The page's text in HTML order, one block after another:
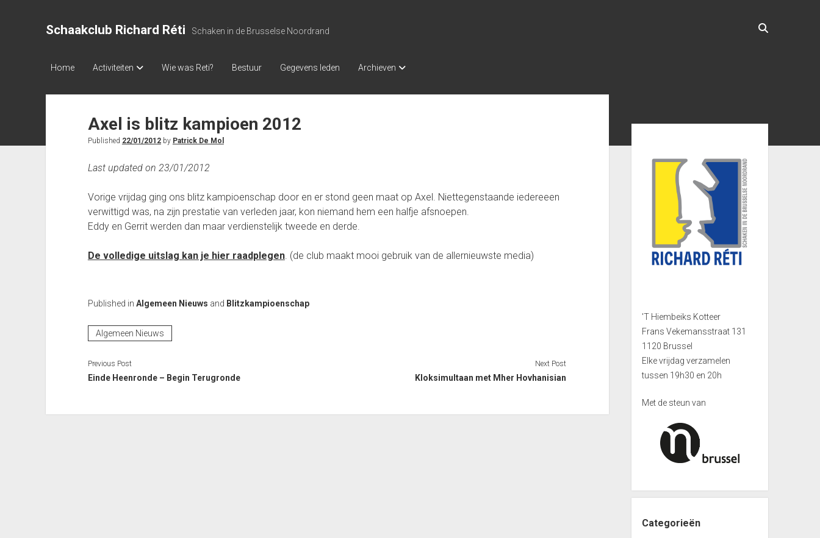
Schaakclub Richard Réti Schaken in de Brusselse Noordrand
Home Activiteiten Wie was Reti? Bestuur Gegevens leden Archieven
Axel is blitz kampioen 2012
Published 22/01/2012by Patrick De Mol
Last updated on 23/01/2012
Vorige vrijdag ging ons blitz kampioenschap door en er stond geen maat op Axel. Niettegenstaande iedereeen
verwittigd was, na zijn prestatie van verleden jaar, kon niemand hem een halfje afsnoepen.
Eddy en Gerrit werden dan maar verdienstelijk tweede en derde.
De volledige uitslag kan je hier raadplegen. (de club maakt mooi gebruik van de allernieuwste media)
Published in Algemeen Nieuws and Blitzkampioenschap
Algemeen Nieuws
Previous Post
Einde Heenronde – Begin Terugronde
Next Post
Kloksimultaan met Mher Hovhanisian
'T Hiembeiks Kotteer
Frans Vekemansstraat 131
1120 Brussel
Elke vrijdag verzamelen
tussen 19h30 en 20h
Met de steun van
Categorieën